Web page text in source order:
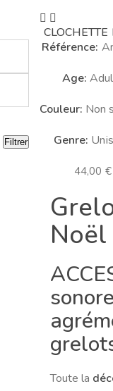
Filtrer
CLOCHETTE
Référence:
Age:
Couleur: Non
Genre:
44,00 €
Noël
Toute la